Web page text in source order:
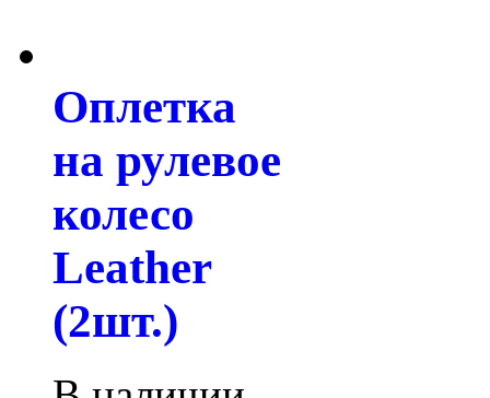
Оплетка
на рулевое
колесо
Leather
(2шт.)